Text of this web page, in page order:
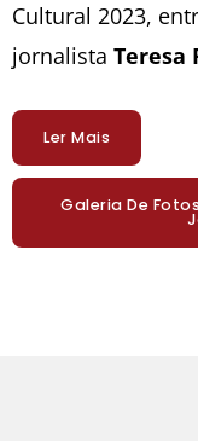
Cultural 2023,
jornalista Teresa
Ler Mais
Galeria De